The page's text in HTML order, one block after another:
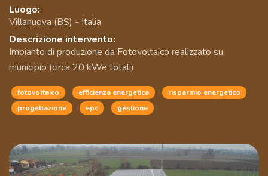
Luogo:
Villanuova (BS) - Italia
Descrizione intervento:
Impianto di produzione da Fotovoltaico realizzato su
municipio (circa 20 kWe totali)
fotovoltaico efficienza energetica
risparmio energetico
progettazione
epc gestione